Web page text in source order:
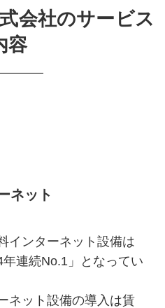
会社のサービス
容
ネット
インターネット設備は
年連続No.1」となってい
ネット設備の導入は賃